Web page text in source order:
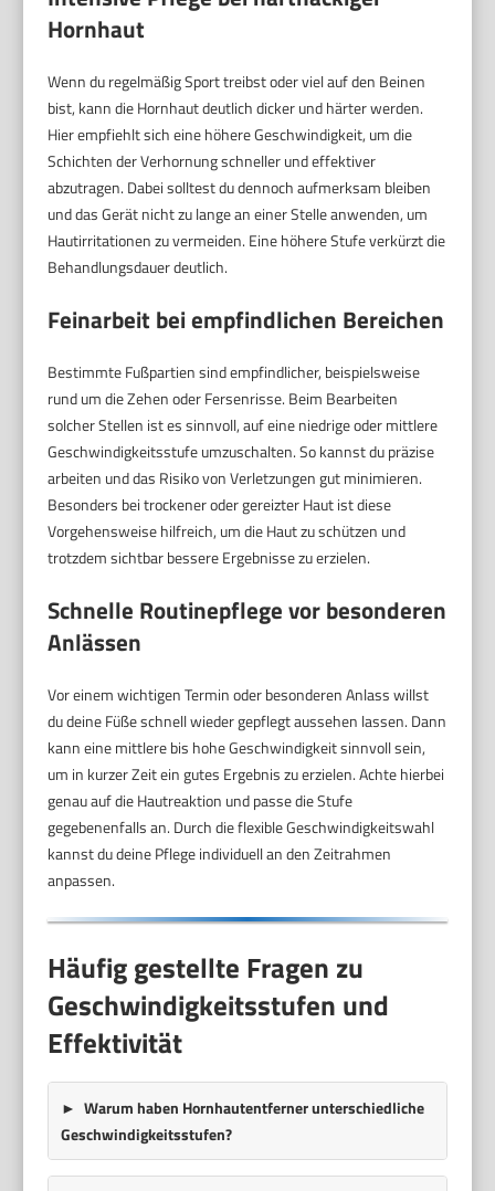
Hornhaut
Wenn du regelmäßig Sport treibst oder viel auf den Beinen
bist, kann die Hornhaut deutlich dicker und härter werden.
Hier empfiehlt sich eine höhere Geschwindigkeit, um die
Schichten der Verhornung schneller und effektiver
abzutragen. Dabei solltest du dennoch aufmerksam bleiben
und das Gerät nicht zu lange an einer Stelle anwenden, um
Hautirritationen zu vermeiden. Eine höhere Stufe verkürzt die
Behandlungsdauer deutlich.
Feinarbeit bei empfindlichen Bereichen
Bestimmte Fußpartien sind empfindlicher, beispielsweise
rund um die Zehen oder Fersenrisse. Beim Bearbeiten
solcher Stellen ist es sinnvoll, auf eine niedrige oder mittlere
Geschwindigkeitsstufe umzuschalten. So kannst du präzise
arbeiten und das Risiko von Verletzungen gut minimieren.
Besonders bei trockener oder gereizter Haut ist diese
Vorgehensweise hilfreich, um die Haut zu schützen und
trotzdem sichtbar bessere Ergebnisse zu erzielen.
Schnelle Routinepflege vor besonderen
Anlässen
Vor einem wichtigen Termin oder besonderen Anlass willst
du deine Füße schnell wieder gepflegt aussehen lassen. Dann
kann eine mittlere bis hohe Geschwindigkeit sinnvoll sein,
um in kurzer Zeit ein gutes Ergebnis zu erzielen. Achte hierbei
genau auf die Hautreaktion und passe die Stufe
gegebenenfalls an. Durch die flexible Geschwindigkeitswahl
kannst du deine Pflege individuell an den Zeitrahmen
anpassen.
Häufig gestellte Fragen zu
Geschwindigkeitsstufen und
Effektivität
Warum haben Hornhautentferner unterschiedliche
Geschwindigkeitsstufen?